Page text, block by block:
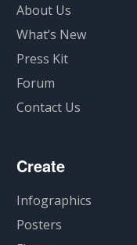
About Us
What’s New
Press Kit
Forum
Contact Us
Create
Infographics
Posters